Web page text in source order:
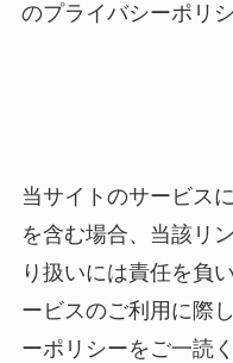
のプライバシーポリ
当サイトのサービス
を含む場合、当該リ
り扱いには責任を負
ービスのご利用に際
ーポリシーをご一読く